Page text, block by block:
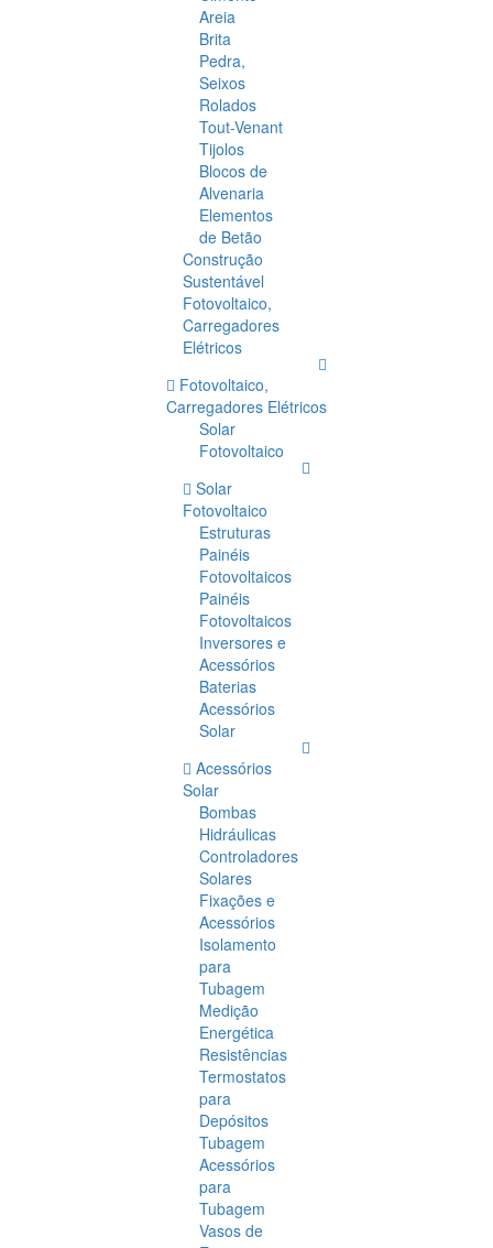
Areia
Brita
Pedra,
Seixos
Rolados
Tout-Venant
Tijolos
Blocos de
Alvenaria
Elementos
de Betão
Construção
Sustentável
Fotovoltaico,
Carregadores
Elétricos
Fotovoltaico,
Carregadores Elétricos
Solar
Fotovoltaico
Solar
Fotovoltaico
Estruturas
Painéis
Fotovoltaicos
Painéis
Fotovoltaicos
Inversores e
Acessórios
Baterias
Acessórios
Solar
Acessórios
Solar
Bombas
Hidráulicas
Controladores
Solares
Fixações e
Acessórios
Isolamento
para
Tubagem
Medição
Energética
Resistências
Termostatos
para
Depósitos
Tubagem
Acessórios
para
Tubagem
Vasos de